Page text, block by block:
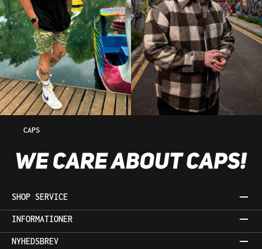
CAPS
SHOP SERVICE
INFORMATIONER
NYHEDSBREV